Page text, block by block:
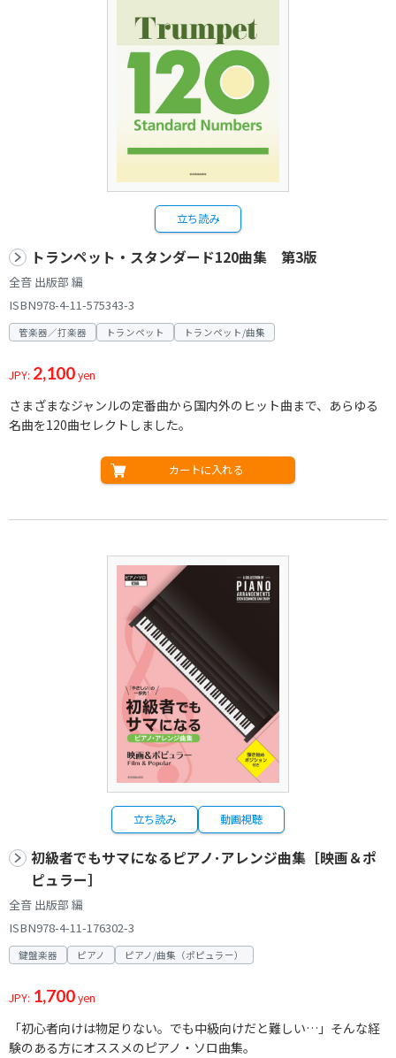
立ち読み
トランペット・スタンダード120曲集 第3版
全音 出版部 編
ISBN978-4-11-575343-3
管楽器／打楽器 トランペット トランペット/曲集
JPY: 2,100yen
さまざまなジャンルの定番曲から国内外のヒット曲まで、あらゆる
名曲を120曲セレクトしました。
カートに入れる
立ち読み 動画視聴
初級者でもサマになるピアノ･アレンジ曲集［映画＆ポ
ピュラー］
全音 出版部 編
ISBN978-4-11-176302-3
鍵盤楽器 ピアノ ピアノ/曲集（ポピュラー）
JPY: 1,700yen
「初心者向けは物足りない。でも中級向けだと難しい…」そんな経
験のある方にオススメのピアノ・ソロ曲集。